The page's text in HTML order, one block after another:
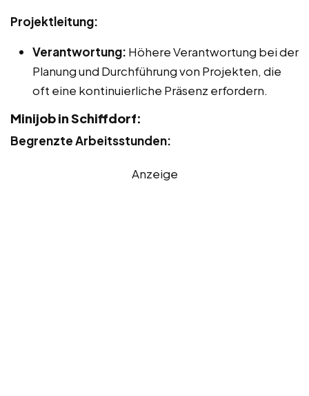
Projektleitung:
Verantwortung: Höhere Verantwortung bei der
Planung und Durchführung von Projekten, die
oft eine kontinuierliche Präsenz erfordern.
Minijob in Schiffdorf:
Begrenzte Arbeitsstunden:
Anzeige